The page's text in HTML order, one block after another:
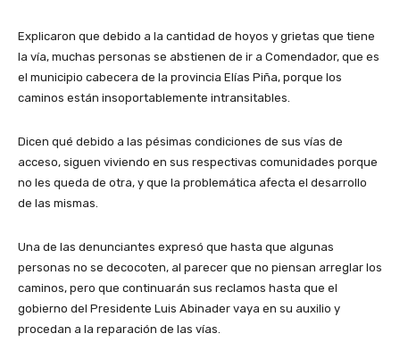
Explicaron que debido a la cantidad de hoyos y grietas que tiene
la vía, muchas personas se abstienen de ir a Comendador, que es
el municipio cabecera de la provincia Elías Piña, porque los
caminos están insoportablemente intransitables.
Dicen qué debido a las pésimas condiciones de sus vías de
acceso, siguen viviendo en sus respectivas comunidades porque
no les queda de otra, y que la problemática afecta el desarrollo
de las mismas.
Una de las denunciantes expresó que hasta que algunas
personas no se decocoten, al parecer que no piensan arreglar los
caminos, pero que continuarán sus reclamos hasta que el
gobierno del Presidente Luis Abinader vaya en su auxilio y
procedan a la reparación de las vías.